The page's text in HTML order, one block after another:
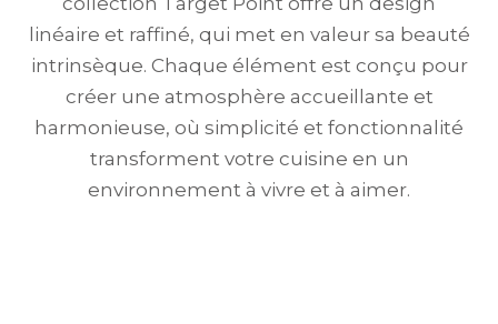
linéaire et raffiné, qui met en valeur sa beauté
intrinsèque. Chaque élément est conçu pour
créer une atmosphère accueillante et
harmonieuse, où simplicité et fonctionnalité
transforment votre cuisine en un
environnement à vivre et à aimer.